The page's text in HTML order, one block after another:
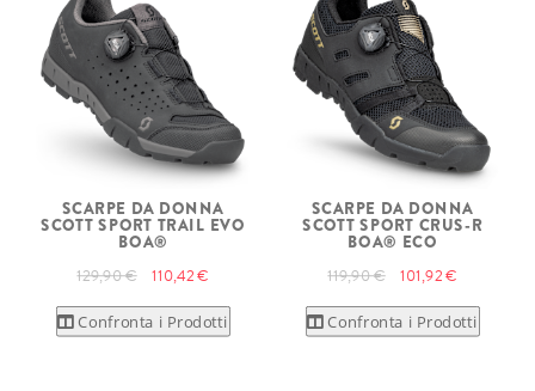
SCARPE DA DONNA
SCOTT SPORT TRAIL EVO
BOA®
129,90 € 110,42 €
Confronta i Prodotti
SCARPE DA DONNA
SCOTT SPORT CRUS-R
BOA® ECO
119,90 € 101,92 €
Confronta i Prodotti